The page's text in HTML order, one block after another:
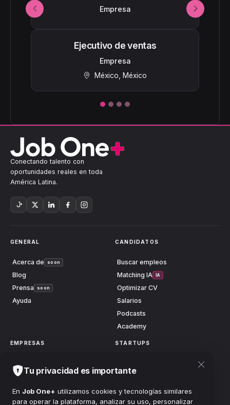
Empresa
Ejecutivo de ventas
Empresa
México, México
Anterior Siguiente
Conectando talento con
oportunidades reales en toda
América Latina.
GENERAL
Acerca de soon
Blog
Prensa
soon
Ayuda
CANDIDATOS
Buscar empleos
Matching IA
IA
Optimizar CV
Salarios
Podcasts
Academy
EMPRESAS
Publicar vacante
Centro anuncios
Buscar candidatos
Planes
STARTUPS
Grow
Scale soon
Accionistas soon
Tu privacidad es importante
En Job One+ utilizamos cookies y tecnologías similares
para operar la plataforma, analizar su uso, personalizar